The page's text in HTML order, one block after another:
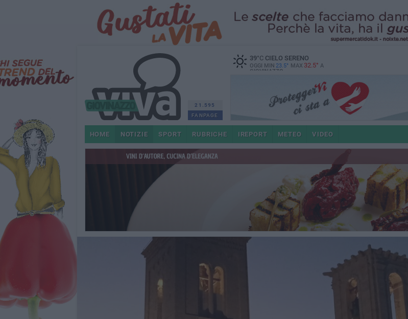
21.595
FANPAGE
39°CCIELO SERENO
OGGI MIN 23.5° MAX 32.5° A
GIOVINAZZO
HOME NOTIZIE SPORT RUBRICHE IREPORT METEO VIDEO